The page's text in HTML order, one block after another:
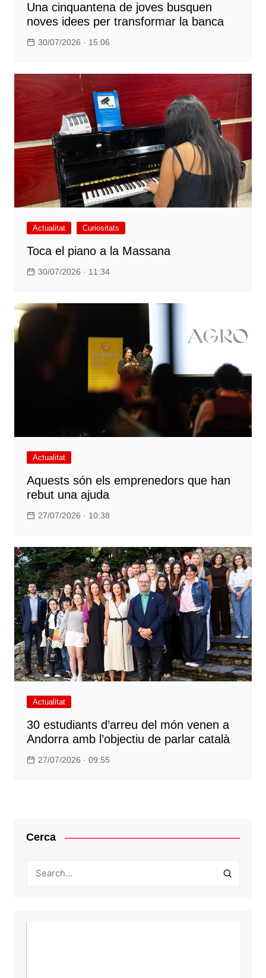
Una cinquantena de joves busquen
noves idees per transformar la banca
30/07/2026 · 15:06
Actualitat Curiositats
Toca el piano a la Massana
30/07/2026 · 11:34
Actualitat
Aquests són els emprenedors que han
rebut una ajuda
27/07/2026 · 10:38
Actualitat
30 estudiants d’arreu del món venen a
Andorra amb l’objectiu de parlar català
27/07/2026 · 09:55
Cerca